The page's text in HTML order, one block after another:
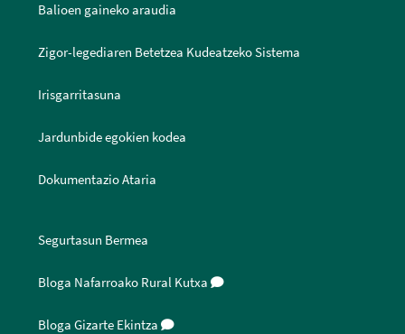
Balioen gaineko araudia
Zigor-legediaren Betetzea Kudeatzeko Sistema
Irisgarritasuna
Jardunbide egokien kodea
Dokumentazio Ataria
Segurtasun Bermea
Bloga Nafarroako Rural Kutxa
Bloga Gizarte Ekintza